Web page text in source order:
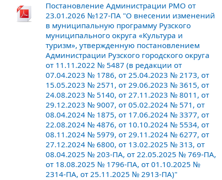
Постановление Администрации РМО от
23.01.2026 №127-ПА "О внесении изменений
в муниципальную программу Рузского
муниципального округа «Культура и
туризм», утвержденную постановлением
Администрации Рузского городского округа
от 11.11.2022 № 5487 (в редакции от
07.04.2023 № 1786, от 25.04.2023 № 2173, от
15.05.2023 № 2571, от 29.06.2023 № 3615, от
24.08.2023 № 5140, от 27.11.2023 № 8011, от
29.12.2023 № 9007, от 05.02.2024 № 571, от
08.04.2024 № 1875, от 17.06.2024 № 3377, от
22.08.2024 № 4876, от 10.10.2024 № 5534, от
08.11.2024 № 5979, от 29.11.2024 № 6277, от
27.12.2024 № 6800, от 13.02.2025 № 313, от
08.04.2025 № 203-ПА, от 22.05.2025 № 769-ПА,
от 18.08.2025 № 1796-ПА, от 01.10.2025 №
2314-ПА, от 25.11.2025 № 2913-ПА)"